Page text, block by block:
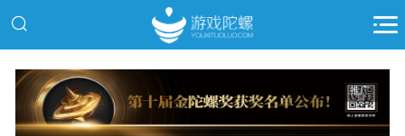
推广